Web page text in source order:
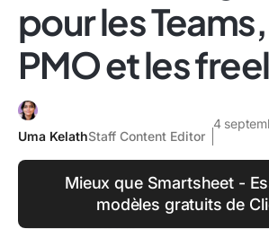
pour les
PMO et les
Uma KelathStaff Content Editor
4
Mieux que Smartsheet -
modèles gratuits de